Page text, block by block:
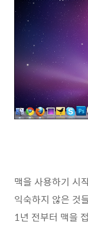
맥을 사용하기 시
익숙하지 않은 것
1년 전부터 맥을